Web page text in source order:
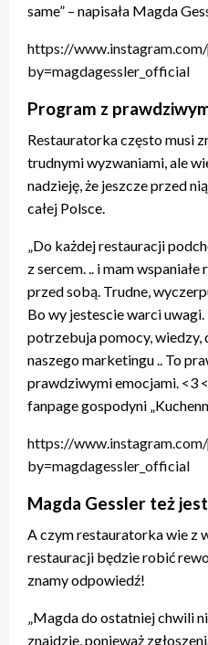
same” – napisała Magda
https://
by=magdagessler_official
Program z
Restauratorka często musi
trudnymi wyzwaniami, ale
nadzieję, że jeszcze przed
całej Polsce.
„Do każdej restauracji
z sercem. .. i mam
przed sobą. Trudne,
Bo wy jestescie warci
potrzebuja pomocy, wiedzy,
naszego marketingu .. To
prawdziwymi emocjami. <3
fanpage gospodyni
https://
by=magdagessler_official
Magda Gessler też
A czym restauratorka wie z
restauracji będzie robić
znamy odpowiedź!
„Magda do ostatniej chwili
znajdzie, ponieważ